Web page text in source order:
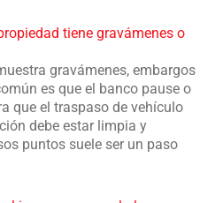
tiene gravámenes o
gravámenes, embargos
es que el banco pause o
que el traspaso de vehículo
debe estar limpia y
puntos suele ser un paso